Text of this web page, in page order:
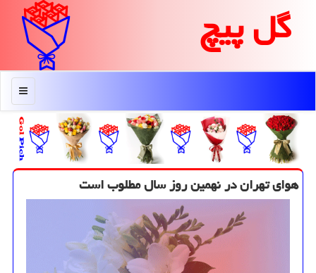
گل پیچ
منو
هوای تهران در نهمین روز سال مطلوب است